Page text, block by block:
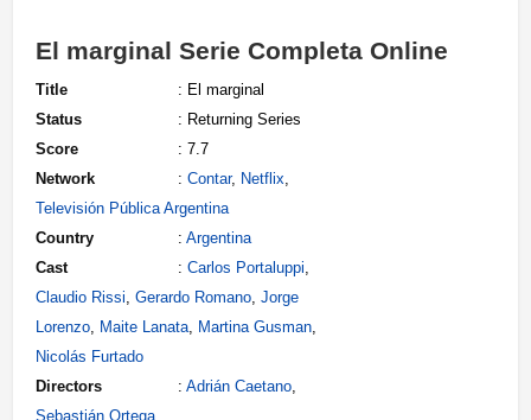
El marginal Serie Completa Online
Title
: El marginal
Status
: Returning Series
Score
: 7.7
Network
: Contar, Netflix,
Televisión Pública Argentina
Country
: Argentina
Cast
: Carlos Portaluppi,
Claudio Rissi, Gerardo Romano, Jorge
Lorenzo, Maite Lanata, Martina Gusman,
Nicolás Furtado
Directors
: Adrián Caetano,
Sebastián Ortega